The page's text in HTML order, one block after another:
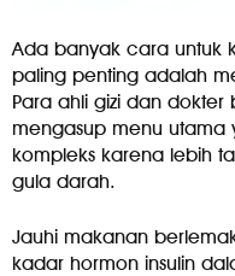
Ada banyak cara untuk
paling penting adalah
Para ahli gizi dan
mengasup menu
kompleks karena lebih
gula darah.
Jauhi makanan
kadar hormon insulin